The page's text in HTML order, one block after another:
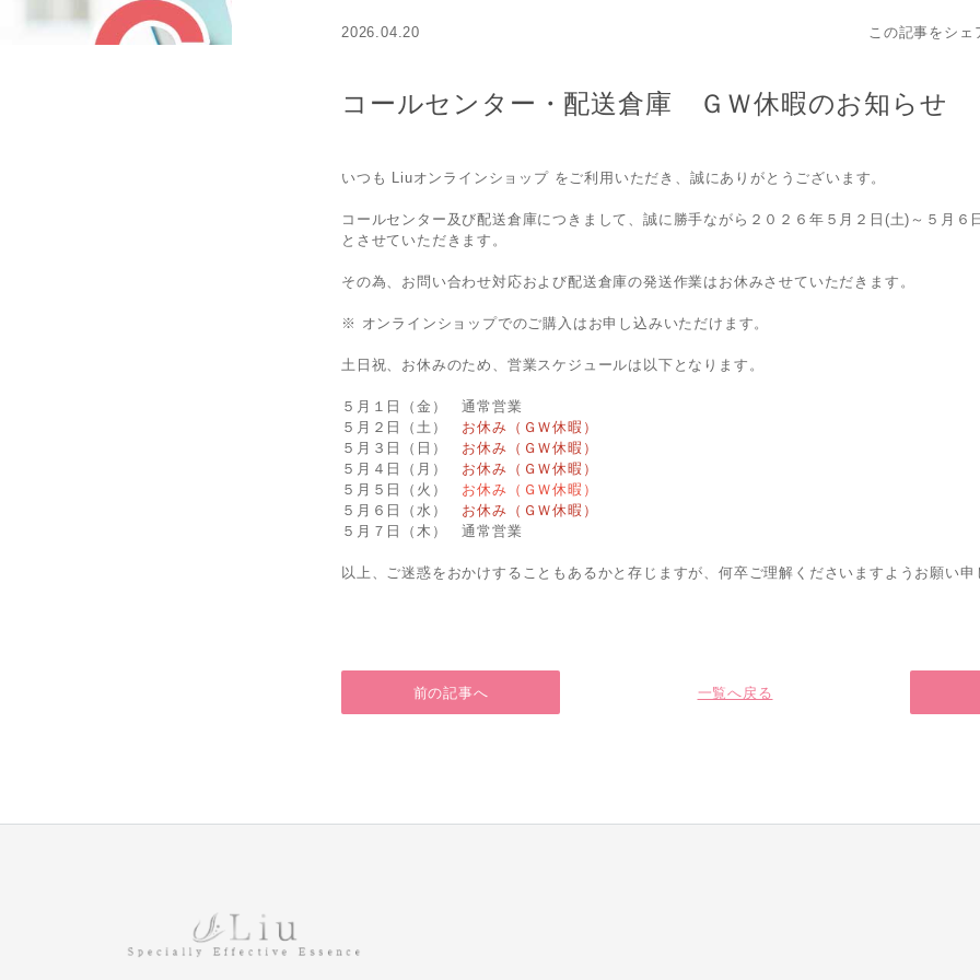
2026.04.20 この記事をシェ
コールセンター・配送倉庫 ＧＷ休暇のお知らせ
いつも Liuオンラインショップ をご利用いただき、誠にありがとうございます。
コールセンター及び配送倉庫につきまして、誠に勝手ながら２０２６年５月２日(土)～５月６
とさせていただきます。
その為、お問い合わせ対応および配送倉庫の発送作業はお休みさせていただきます。
※ オンラインショップでのご購入はお申し込みいただけます。
土日祝、お休みのため、営業スケジュールは以下となります。
５月１日（金） 通常営業
５月２日（土） お休み（ＧＷ休暇）
５月３日（日） お休み（ＧＷ休暇）
５月４日（月） お休み（ＧＷ休暇）
５月５日（火） お休み（ＧＷ休暇）
５月６日（水） お休み（ＧＷ休暇）
５月７日（木） 通常営業
以上、ご迷惑をおかけすることもあるかと存じますが、何卒ご理解くださいますようお願い申
前の記事へ 一覧へ戻る